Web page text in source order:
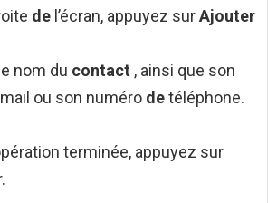
de l’écran, appuyez surAjouter
nom du contact , ainsi que son
ou son numéro detéléphone.
terminée, appuyez sur